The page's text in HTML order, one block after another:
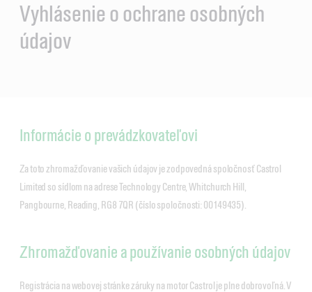
Vyhlásenie o ochrane osobných
údajov
Informácie o prevádzkovateľovi
Za toto zhromažďovanie vašich údajov je zodpovedná spoločnosť Castrol
Limited so sídlom na adrese Technology Centre, Whitchurch Hill,
Pangbourne, Reading, RG8 7QR (číslo spoločnosti: 00149435).
Zhromažďovanie a používanie osobných údajov
Registrácia na webovej stránke záruky na motor Castrol je plne dobrovoľná. V